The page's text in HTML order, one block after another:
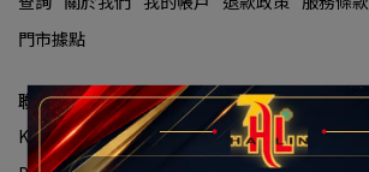
門市據點
聯絡資訊
Kundenservice-Hotline:(02)2929-8334